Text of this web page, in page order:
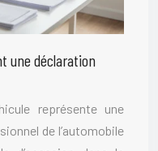
une déclaration
représente une
de l’automobile